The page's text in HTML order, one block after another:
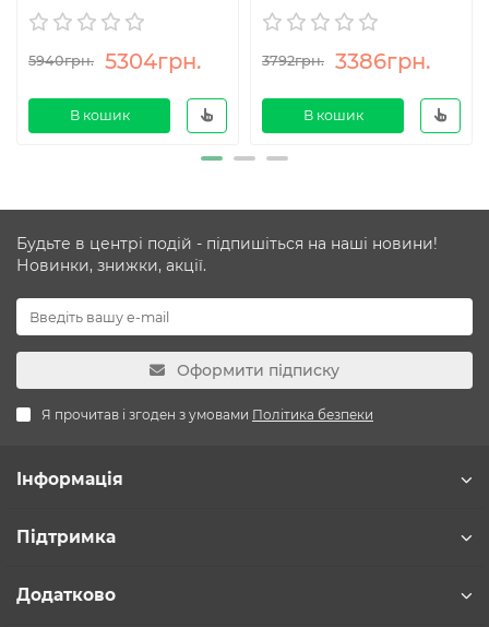
5940грн. 5304грн.
В кошик
3792грн. 3386грн.
В кошик
Будьте в центрі подій - підпишіться на наші новини!
Новинки, знижки, акції.
Оформити підписку
Я прочитав і згоден з умовами Політика безпеки
Інформація
Підтримка
Додатково